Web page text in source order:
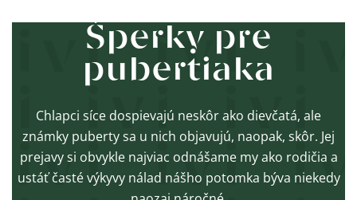
Šperky pre
pubertiaka
Chlapci síce dospievajú neskôr ako dievčatá, ale
známky puberty sa u nich objavujú, naopak, skôr. Jej
prejavy si obvykle najviac odnášame my ako rodičia a
ustáť časté výkyvy nálad nášho potomka býva niekedy